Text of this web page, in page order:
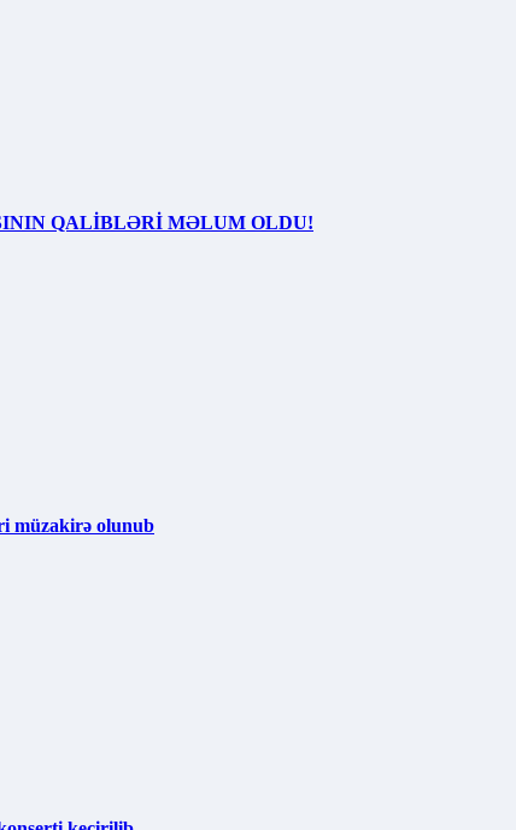
QALİBLƏRİ MƏLUM OLDU!
müzakirə olunub